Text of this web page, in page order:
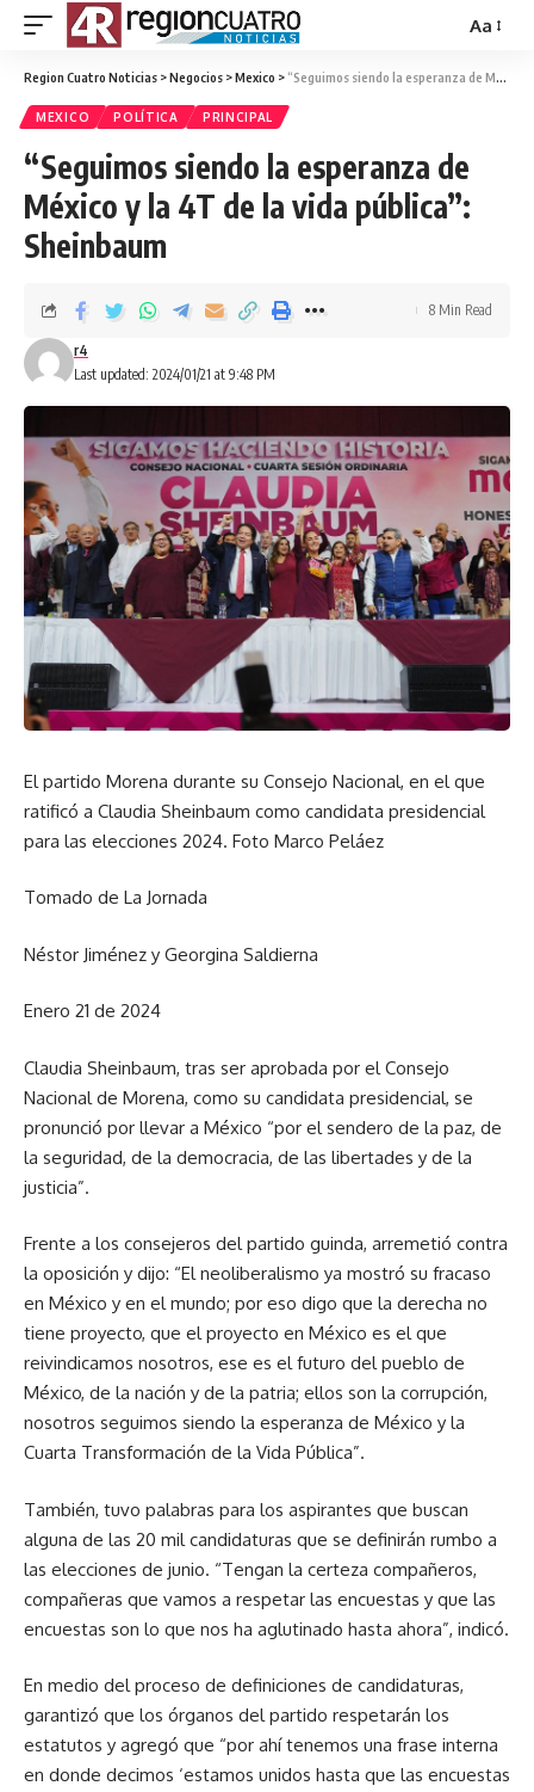
Aa
Region Cuatro Noticias >Negocios >Mexico > “Seguimos siendo la esperanza de México y la 4T de la vida pública”: Sheinbaum
MEXICO POLÍTICA PRINCIPAL
“Seguimos siendo la esperanza de
México y la 4T de la vida pública”:
Sheinbaum
Last updated: 2024/01/21 at 9:48 PM
r4
8 Min Read
El partido Morena durante su Consejo Nacional, en el que
ratificó a Claudia Sheinbaum como candidata presidencial
para las elecciones 2024. Foto Marco Peláez
Tomado de La Jornada
Néstor Jiménez y Georgina Saldierna
Enero 21 de 2024
Claudia Sheinbaum, tras ser aprobada por el Consejo
Nacional de Morena, como su candidata presidencial, se
pronunció por llevar a México “por el sendero de la paz, de
la seguridad, de la democracia, de las libertades y de la
justicia”.
Frente a los consejeros del partido guinda, arremetió contra
la oposición y dijo: “El neoliberalismo ya mostró su fracaso
en México y en el mundo; por eso digo que la derecha no
tiene proyecto, que el proyecto en México es el que
reivindicamos nosotros, ese es el futuro del pueblo de
México, de la nación y de la patria; ellos son la corrupción,
nosotros seguimos siendo la esperanza de México y la
Cuarta Transformación de la Vida Pública”.
También, tuvo palabras para los aspirantes que buscan
alguna de las 20 mil candidaturas que se definirán rumbo a
las elecciones de junio. “Tengan la certeza compañeros,
compañeras que vamos a respetar las encuestas y que las
encuestas son lo que nos ha aglutinado hasta ahora”, indicó.
En medio del proceso de definiciones de candidaturas,
garantizó que los órganos del partido respetarán los
estatutos y agregó que “por ahí tenemos una frase interna
en donde decimos ‘estamos unidos hasta que las encuestas